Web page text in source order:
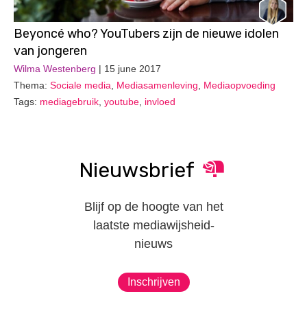
Beyoncé who? YouTubers zijn de nieuwe idolen
van jongeren
Wilma Westenberg | 15 june 2017
Thema: Sociale media Mediasamenleving
Mediaopvoeding
Tags: mediagebruik youtube invloed
Nieuwsbrief
Blijf op de hoogte van het
laatste mediawijsheid-
nieuws
Inschrijven